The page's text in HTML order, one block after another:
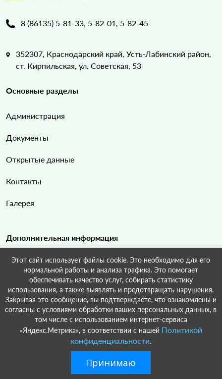
8 (86135) 5-81-33, 5-82-01, 5-82-45
352307, Краснодарский край, Усть-Лабинский район,
ст. Кирпильская, ул. Советская, 53
Основные разделы
Администрация
Документы
Открытые данные
Контакты
Галерея
Дополнительная информация
Карта сайта
Поиск по сайту
© Кирпильское сельское поселение Краснодарский край Усть-
Лабинский район, 2022-2026.Разработка и поддержка:
Этот сайт использует файлы cookie. Это необходимо для его
нормальной работы и анализа трафика. Это помогает
обеспечивать качество услуг, собирать статистику
использования, а также выявлять и предотвращать нарушения.
Закрывая это сообщение, вы подтверждаете, что ознакомлены и
согласны с условиями обработки ваших персональных данных, в
том числе с использованием интернет-сервиса
«Яндекс.Метрика», в соответствии с нашей Политикой
конфиденциальности.
Принимаю